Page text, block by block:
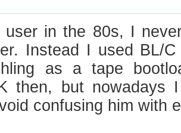
in the 80s, I
Instead I used BL/
as a tape
then, but
confusing him with